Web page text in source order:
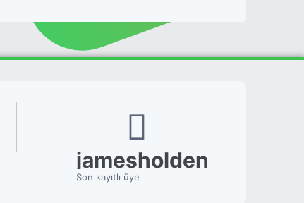
jamesholden
Son kayıtlı üye